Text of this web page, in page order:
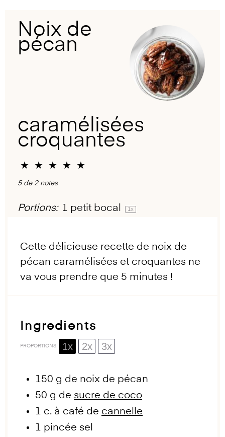
Noix de
pécan
caramélisées
croquantes
★ ★ ★ ★ ★
5de 2notes
Portions: 1 petit bocal 1x
Cette délicieuse recette de noix de
pécan caramélisées et croquantes ne
va vous prendre que 5 minutes !
Ingredients
PROPORTIONS 1x 2x 3x
150 g de noix de pécan
50 g de sucre de coco
1 c. à café de cannelle
1 pincée sel